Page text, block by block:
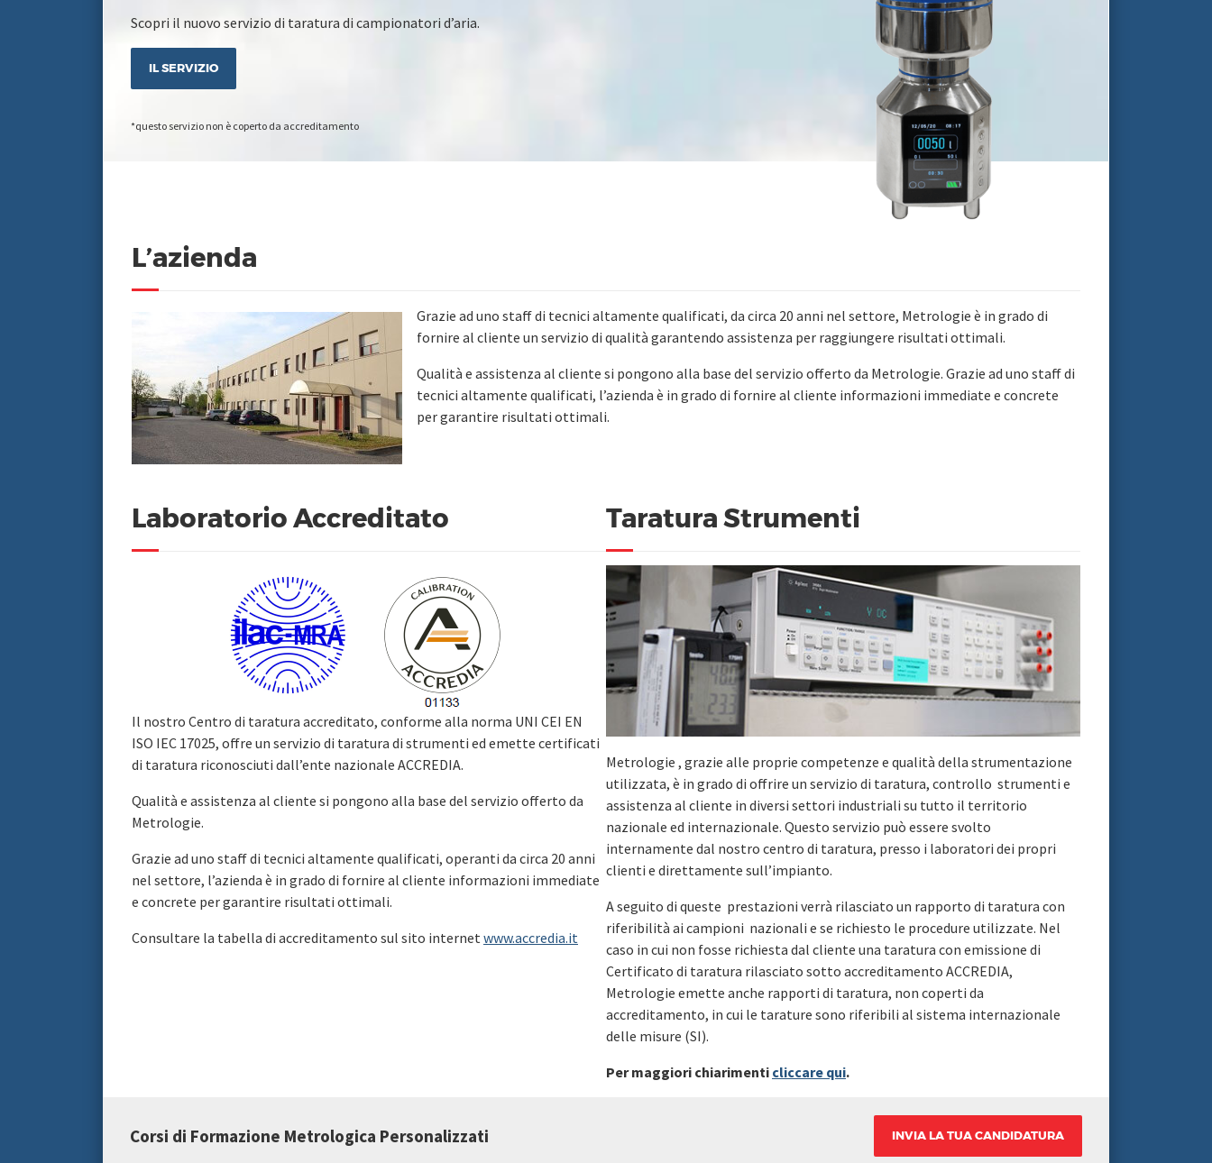
Scopri il nuovo servizio di taratura di campionatori d’aria.
IL SERVIZIO
*questo servizio non è coperto da accreditamento
L’azienda
Grazie ad uno staff di tecnici altamente qualificati, da circa 20 anni nel settore, Metrologie è in grado di
fornire al cliente un servizio di qualità garantendo assistenza per raggiungere risultati ottimali.
Qualità e assistenza al cliente si pongono alla base del servizio offerto da Metrologie. Grazie ad uno staff di
tecnici altamente qualificati, l’azienda è in grado di fornire al cliente informazioni immediate e concrete
per garantire risultati ottimali.
Laboratorio Accreditato
Il nostro Centro di taratura accreditato, conforme alla norma UNI CEI EN
ISO IEC 17025, offre un servizio di taratura di strumenti ed emette certificati
di taratura riconosciuti dall’ente nazionale ACCREDIA.
Qualità e assistenza al cliente si pongono alla base del servizio offerto da
Metrologie.
Grazie ad uno staff di tecnici altamente qualificati, operanti da circa 20 anni
nel settore, l’azienda è in grado di fornire al cliente informazioni immediate
e concrete per garantire risultati ottimali.
Consultare la tabella di accreditamento sul sito internetwww.accredia.it
Taratura Strumenti
Metrologie , grazie alle proprie competenze e qualità della strumentazione
utilizzata, è in grado di offrire un servizio di taratura, controllo strumenti e
assistenza al cliente in diversi settori industriali su tutto il territorio
nazionale ed internazionale. Questo servizio può essere svolto
internamente dal nostro centro di taratura, presso i laboratori dei propri
clienti e direttamente sull’impianto.
A seguito di queste prestazioni verrà rilasciato un rapporto di taratura con
riferibilità ai campioni nazionali e se richiesto le procedure utilizzate. Nel
caso in cui non fosse richiesta dal cliente una taratura con emissione di
Certificato di taratura rilasciato sotto accreditamento ACCREDIA,
Metrologie emette anche rapporti di taratura, non coperti da
accreditamento, in cui le tarature sono riferibili al sistema internazionale
delle misure (SI).
Per maggiori chiarimenti cliccare qui.
Corsi di Formazione Metrologica Personalizzati INVIA LA TUA CANDIDATURA